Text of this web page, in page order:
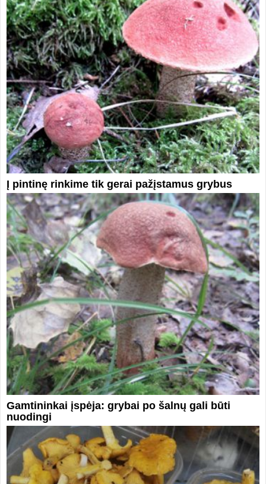
Į pintinę rinkime tik gerai pažįstamus grybus
Gamtininkai įspėja: grybai po šalnų gali būti
nuodingi